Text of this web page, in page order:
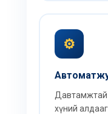
⚙️
Давтамжтай
хүний